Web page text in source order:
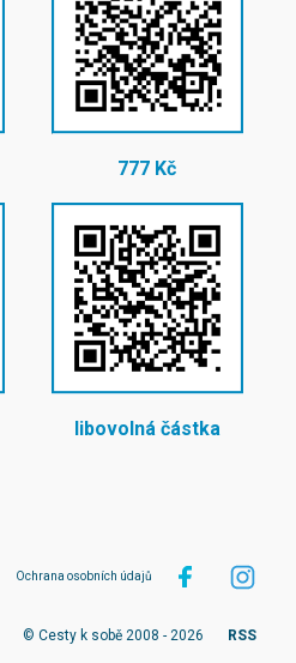
777 Kč
libovolná částka
Ochrana osobních údajů
© Cesty k sobě 2008 - 2026 RSS